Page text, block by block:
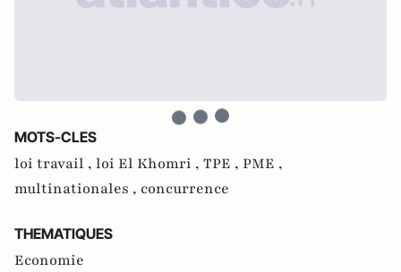
MOTS-CLES
loi travail , loi El Khomri , TPE , PME ,
multinationales , concurrence
THEMATIQUES
Economie